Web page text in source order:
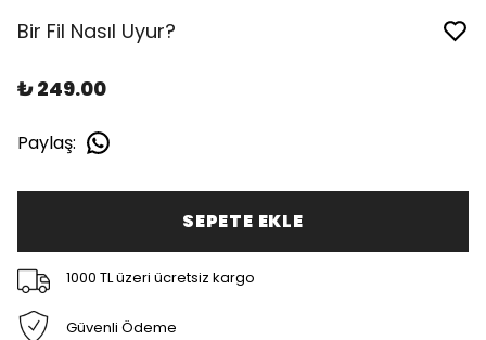
Bir Fil Nasıl Uyur?
₺ 249.00
Paylaş:
SEPETE EKLE
1000 TL üzeri ücretsiz kargo
Güvenli Ödeme